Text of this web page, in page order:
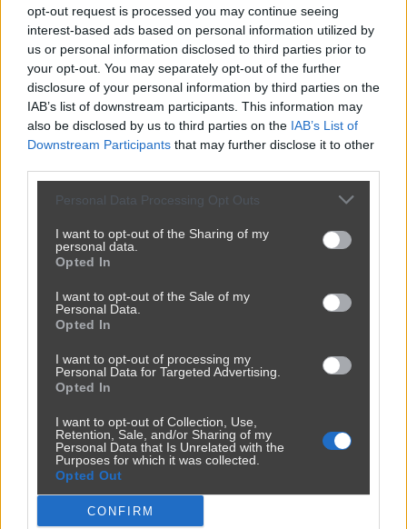
opt-out request is processed you may continue seeing
interest-based ads based on personal information utilized by
us or personal information disclosed to third parties prior to
your opt-out. You may separately opt-out of the further
disclosure of your personal information by third parties on the
IAB’s list of downstream participants. This information may
also be disclosed by us to third parties on the IAB’s List of
Downstream Participants that may further disclose it to other
Personal Data Processing Opt Outs
I want to opt-out of the Sharing of my
personal data.
Opted In
I want to opt-out of the Sale of my
Personal Data.
Opted In
I want to opt-out of processing my
Personal Data for Targeted Advertising.
Opted In
I want to opt-out of Collection, Use,
Retention, Sale, and/or Sharing of my
Personal Data that Is Unrelated with the
Purposes for which it was collected.
Opted Out
CONFIRM